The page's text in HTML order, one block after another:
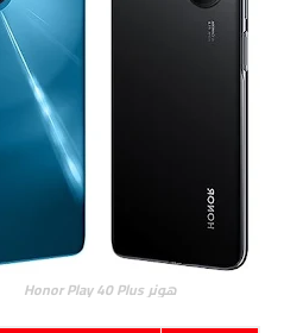
هونر Honor Play 40 Plus